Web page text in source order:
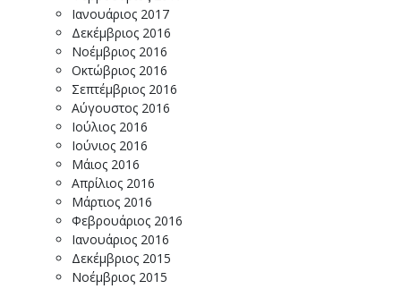
Ιανουάριος 2017
Δεκέμβριος 2016
Νοέμβριος 2016
Οκτώβριος 2016
Σεπτέμβριος 2016
Αύγουστος 2016
Ιούλιος 2016
Ιούνιος 2016
Μάιος 2016
Απρίλιος 2016
Μάρτιος 2016
Φεβρουάριος 2016
Ιανουάριος 2016
Δεκέμβριος 2015
Νοέμβριος 2015